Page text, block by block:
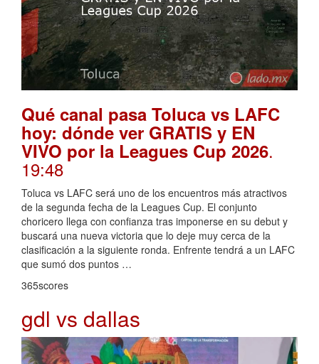
Qué canal pasa Toluca vs LAFC
hoy: dónde ver GRATIS y EN
VIVO por la Leagues Cup 2026.
19:48
Toluca vs LAFC será uno de los encuentros más atractivos
de la segunda fecha de la Leagues Cup. El conjunto
choricero llega con confianza tras imponerse en su debut y
buscará una nueva victoria que lo deje muy cerca de la
clasificación a la siguiente ronda. Enfrente tendrá a un LAFC
que sumó dos puntos …
365scores
gdl vs dallas